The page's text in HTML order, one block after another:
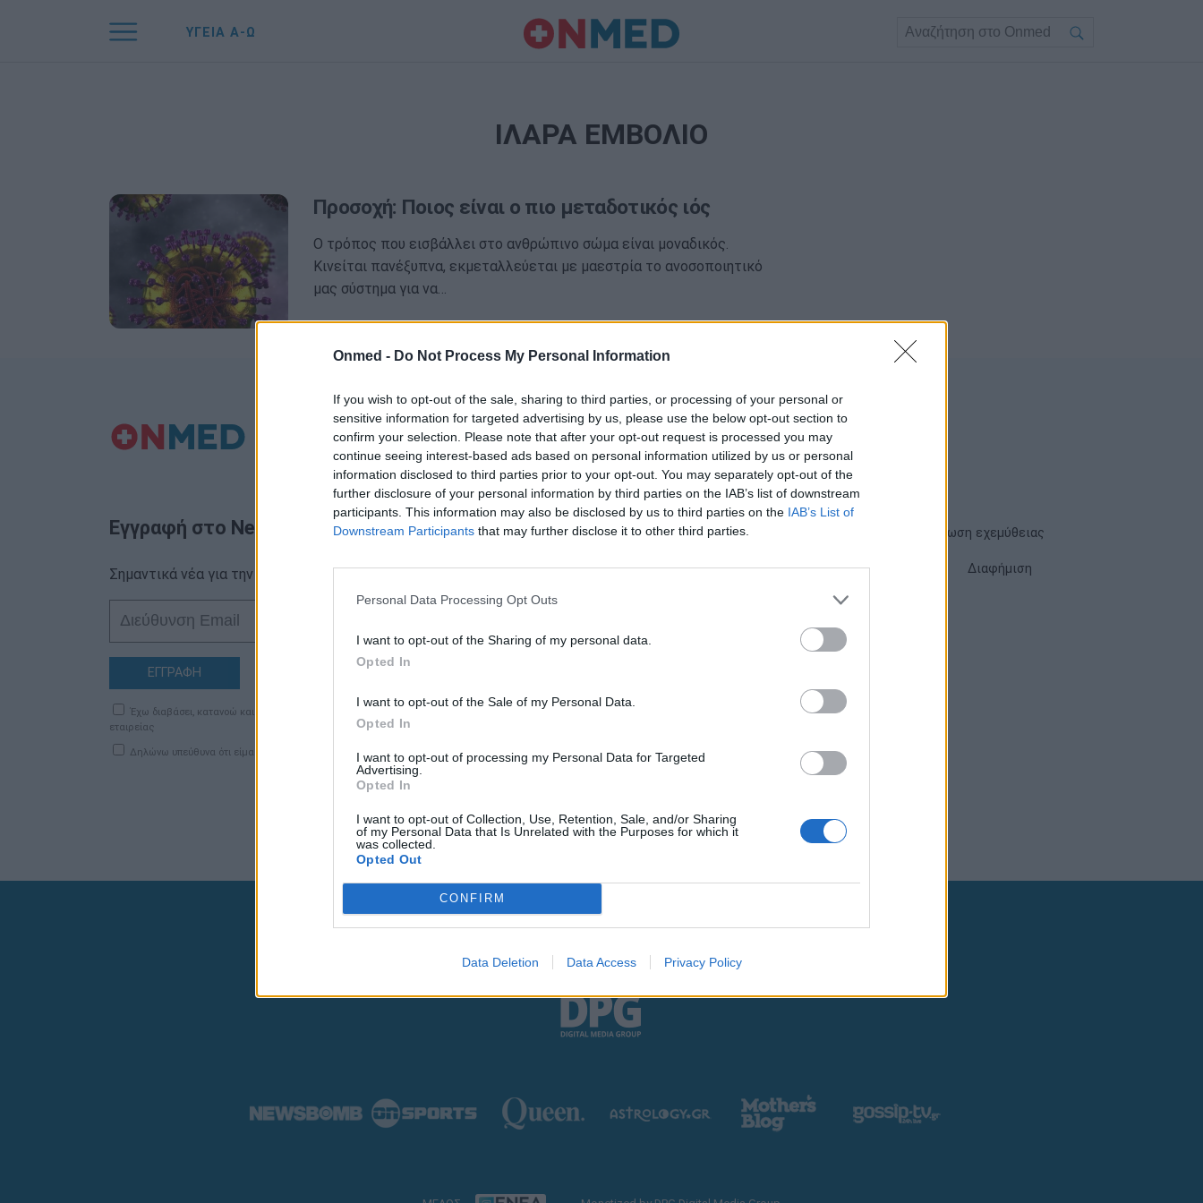
Onmed - Do Not Process My Personal Information
If you wish to opt-out of the sale, sharing to third parties, or processing of your personal or
sensitive information for targeted advertising by us, please use the below opt-out section to
confirm your selection. Please note that after your opt-out request is processed you may
continue seeing interest-based ads based on personal information utilized by us or personal
information disclosed to third parties prior to your opt-out. You may separately opt-out of the
further disclosure of your personal information by third parties on the IAB’s list of downstream
participants. This information may also be disclosed by us to third parties on the IAB’s List of
Downstream Participants that may further disclose it to other third parties.
Personal Data Processing Opt Outs
I want to opt-out of the Sharing of my personal data.
Opted In
I want to opt-out of the Sale of my Personal Data.
Opted In
I want to opt-out of processing my Personal Data for Targeted
Advertising.
Opted In
I want to opt-out of Collection, Use, Retention, Sale, and/or Sharing
of my Personal Data that Is Unrelated with the Purposes for which it
was collected.
Opted Out
CONFIRM
Data Deletion Data Access Privacy Policy
ΥΓΕΙΑ Α-Ω
ΙΛΑΡΑ ΕΜΒΟΛΙΟ
Προσοχή: Ποιος είναι ο πιο μεταδοτικός ιός
Ο τρόπος που εισβάλλει στο ανθρώπινο σώμα είναι μοναδικός.
Κινείται πανέξυπνα, εκμεταλλεύεται με μαεστρία το ανοσοποιητικό
μας σύστημα για να…
Εγγραφή στο Newsletter
Σημαντικά νέα για την υγεία στο mail σας καθημερινά
ΕΓΓΡΑΦΗ
Έχω διαβάσει, κατανοώ και αποδέχομαι τους και τη
του ιστοτόπου της
εταιρείας
Δηλώνω υπεύθυνα ότι είμαι άνω των 18 ετών ή ότι βρίσκομαι υπό την εποπτεία γονέα ή κηδεμόνα ή επιτρόπου
Ταυτότητα Δήλωση εχεμύθειας
Ρυθμίσεις Cookies Διαφήμιση